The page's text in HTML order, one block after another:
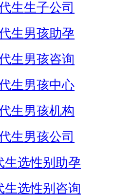
生生子公司
生男孩助孕
生男孩咨询
生男孩中心
生男孩机构
生男孩公司
生选性别助孕
生选性别咨询